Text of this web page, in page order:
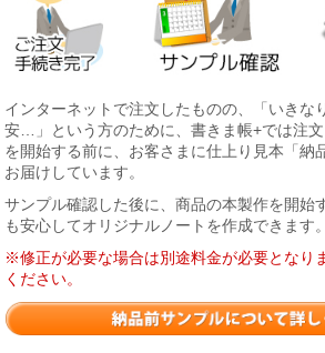
インターネットで注文したものの、「いきな
安…」という方のために、書きま帳+では注
を開始する前に、お客さまに仕上り見本「納
お届けしています。
サンプル確認した後に、商品の本製作を開始
も安心してオリジナルノートを作成できます。
※修正が必要な場合は別途料金が必要となり
ください。